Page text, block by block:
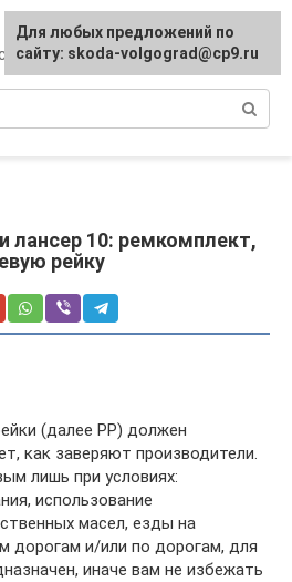
и ответы
лансер 10: ремкомплект,
рейку
(далее РР) должен
как заверяют производители.
лишь при условиях:
использование
масел, езды на
дорогам и/или по дорогам, для
иначе вам не избежать
Для любых предложений по
сайту: skoda-volgograd@cp9.ru